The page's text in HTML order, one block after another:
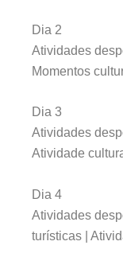
Dia 2
Atividades
Momentos
Dia 3
Atividades
Atividade
Dia 4
Atividades
turísticas |